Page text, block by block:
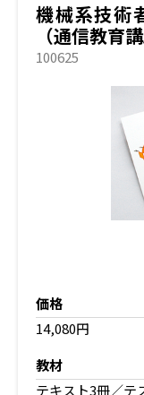
機械系技術
（通信教育
100625
価格
14,080円
教材
テキスト3冊／